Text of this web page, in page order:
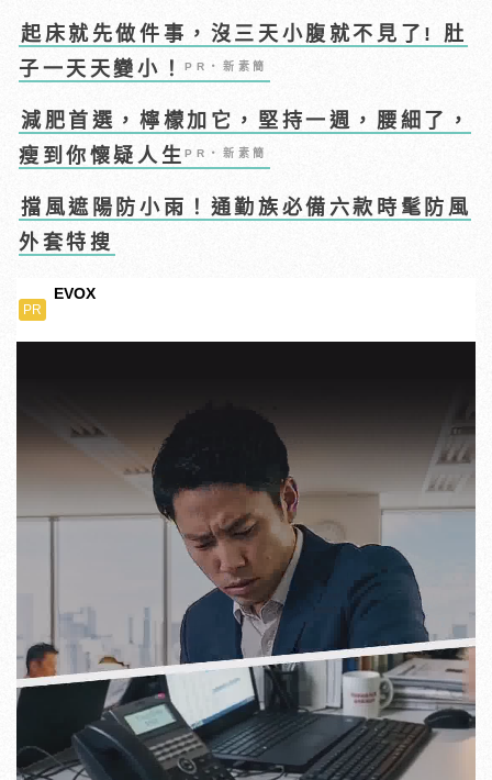
起床就先做件事，沒三天小腹就不見了! 肚
子一天天變小！PR・新素簡
減肥首選，檸檬加它，堅持一週，腰細了，
瘦到你懷疑人生PR・新素簡
擋風遮陽防小雨！通勤族必備六款時髦防風
外套特搜
PR
EVOX